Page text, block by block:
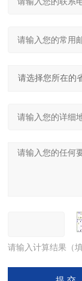
请输入计算结果（